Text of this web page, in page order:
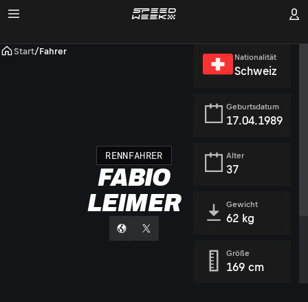
Start/Fahrer
RENNFAHRER
FABIO
LEIMER
Nationalität
Schweiz
Geburtsdatum
17.04.1989
Alter
37
Gewicht
62 kg
Größe
169 cm